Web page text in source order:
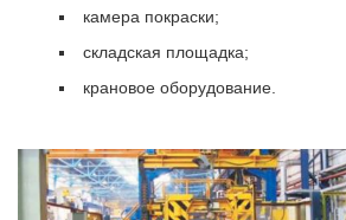
камера покраски;
складская площадка;
крановое оборудование.